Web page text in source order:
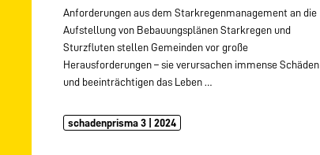
Anforderungen aus dem Starkregenmanagement an die
Aufstellung von Bebauungsplänen Starkregen und
Sturzfluten stellen Gemeinden vor große
Herausforderungen – sie verursachen immense Schäden
und beeinträchtigen das Leben …
schadenprisma 3 | 2024